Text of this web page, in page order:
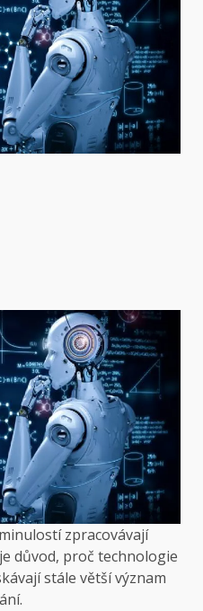
zpracovávají
důvod, proč technologie
stále větší význam